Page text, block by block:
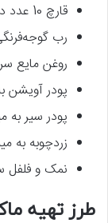
قارچ 10 عدد درشت
رب گوجه‌فرنگی 3 قاشق
روغن مایع
پودر آویشن
پودر سیر به
زردچوبه به
نمک و فلفل
طرز تهیه